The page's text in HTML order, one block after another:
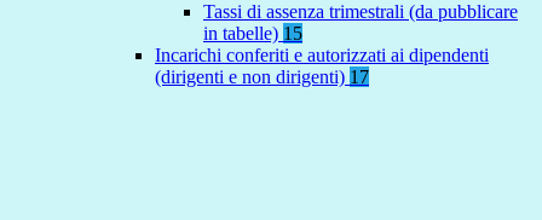
Tassi di assenza trimestrali (da pubblicare
in tabelle) 15
Incarichi conferiti e autorizzati ai dipendenti
(dirigenti e non dirigenti) 17